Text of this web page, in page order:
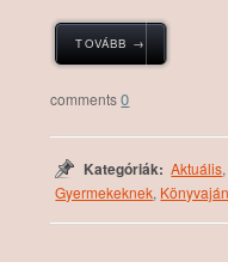
TOVÁBB →
0
Kategóriák: Aktuális,
Gyermekeknek,